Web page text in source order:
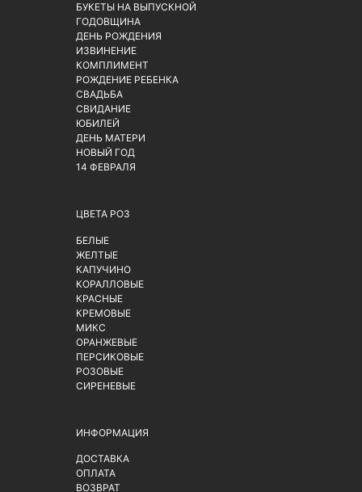
БУКЕТЫ НА ВЫПУСКНОЙ
ГОДОВЩИНА
ДЕНЬ РОЖДЕНИЯ
ИЗВИНЕНИЕ
КОМПЛИМЕНТ
РОЖДЕНИЕ РЕБЕНКА
СВАДЬБА
СВИДАНИЕ
ЮБИЛЕЙ
ДЕНЬ МАТЕРИ
НОВЫЙ ГОД
14 ФЕВРАЛЯ
ЦВЕТА РОЗ
БЕЛЫЕ
ЖЕЛТЫЕ
КАПУЧИНО
КОРАЛЛОВЫЕ
КРАСНЫЕ
КРЕМОВЫЕ
МИКС
ОРАНЖЕВЫЕ
ПЕРСИКОВЫЕ
РОЗОВЫЕ
СИРЕНЕВЫЕ
ИНФОРМАЦИЯ
ДОСТАВКА
ОПЛАТА
ВОЗВРАТ